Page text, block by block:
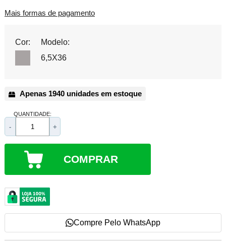
Mais formas de pagamento
Cor:
Modelo:
6,5X36
Apenas 1940 unidades em estoque
QUANTIDADE:
- +
COMPRAR
Compre Pelo WhatsApp